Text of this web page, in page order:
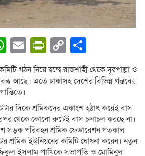
WhatsApp
EmailPrintFriendly
Copy
Link
গঠন নিয়ে দ্বন্দ্বে রাজশাহী থেকে দূরপাল্লা ও
আছে। এতে ঢাকাসহ দেশের বিভিন্ন গন্তব্যে,
দিকে শ্রমিকদের একাংশ হঠাৎ করেই বাস
থেকে কোনো রুটেই বাস চলাচল করছে না।
সড়ক পরিবহন শ্রমিক ফেডারেশন গতকাল
শ্রমিক ইউনিয়নের কমিটি ঘোষনা করেন। নতুন
ইসলাম পাখিকে সভাপতি ও মোমিনুল